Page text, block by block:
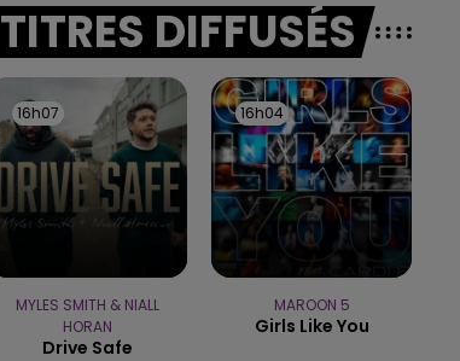
TITRES DIFFUSÉS
16h07
16h07
MYLES SMITH & NIALL
HORAN
Drive Safe
16h04
16h04
MAROON 5
Girls Like You